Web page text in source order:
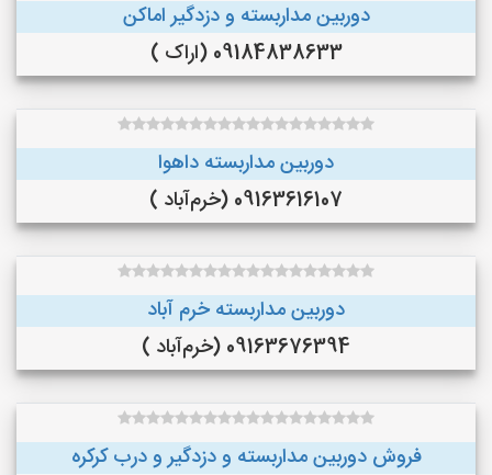
دوربین مداربسته و دزدگیر اماکن
09184838633 (اراک )
دوربین مداربسته داهوا
09163616107 (خرم‌آباد )
دوربین مداربسته خرم آباد
09163676394 (خرم‌آباد )
فروش دوربین مداربسته و دزدگیر و درب کرکره